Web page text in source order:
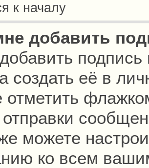
к началу
добавить
создать её в
отметить
можете
ко всем